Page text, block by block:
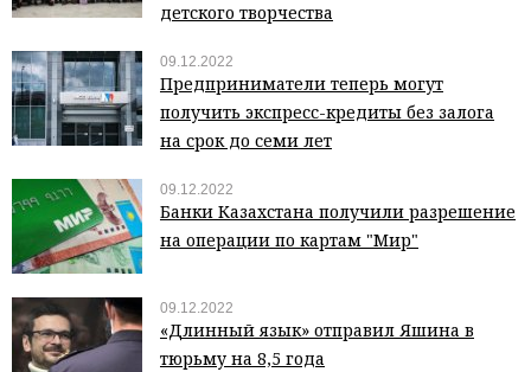
детского творчества
09.12.2022
Предприниматели теперь могут
получить экспресс-кредиты без залога
на срок до семи лет
09.12.2022
Банки Казахстана получили разрешение
на операции по картам "Мир"
09.12.2022
«Длинный язык» отправил Яшина в
тюрьму на 8,5 года